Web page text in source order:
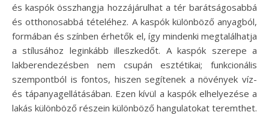
és kaspók összhangja hozzájárulhat a tér barátságosabbá
és otthonosabbá tételéhez. A kaspók különböző anyagból,
formában és színben érhetők el, így mindenki megtalálhatja
a stílusához leginkább illeszkedőt. A kaspók szerepe a
lakberendezésben nem csupán esztétikai; funkcionális
szempontból is fontos, hiszen segítenek a növények víz-
és tápanyagellátásában. Ezen kívül a kaspók elhelyezése a
lakás különböző részein különböző hangulatokat teremthet.